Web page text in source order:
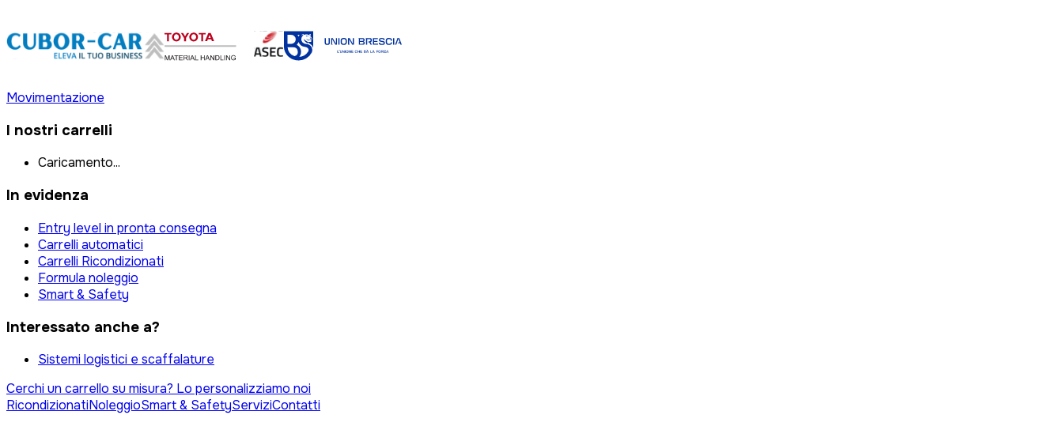
Movimentazione
I nostri carrelli
Caricamento...
In evidenza
Entry level in pronta consegna
Carrelli automatici
Carrelli Ricondizionati
Formula noleggio
Smart & Safety
Interessato anche a?
Sistemi logistici e scaffalature
Cerchi un carrello su misura? Lo personalizziamo noi
RicondizionatiNoleggioSmart & SafetyServiziContatti